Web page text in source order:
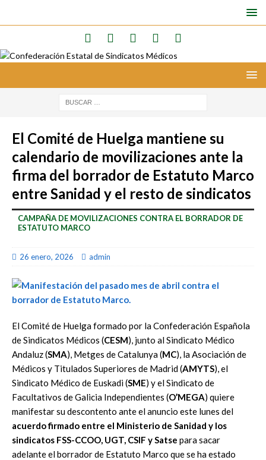
El Comité de Huelga mantiene su
calendario de movilizaciones ante la
firma del borrador de Estatuto Marco
entre Sanidad y el resto de sindicatos
CAMPAÑA DE MOVILIZACIONES CONTRA EL BORRADOR DE
ESTATUTO MARCO
26 enero, 2026 admin
El Comité de Huelga formado por la Confederación Española
de Sindicatos Médicos (CESM), junto al Sindicato Médico
Andaluz (SMA), Metges de Catalunya (MC), la Asociación de
Médicos y Titulados Superiores de Madrid (AMYTS), el
Sindicato Médico de Euskadi (SME) y el Sindicato de
Facultativos de Galicia Independientes (O’MEGA) quiere
manifestar su descontento ante el anuncio este lunes del
acuerdo firmado entre el Ministerio de Sanidad y los
sindicatos FSS-CCOO, UGT, CSIF y Satse para sacar
adelante el borrador de Estatuto Marco que se ha estado